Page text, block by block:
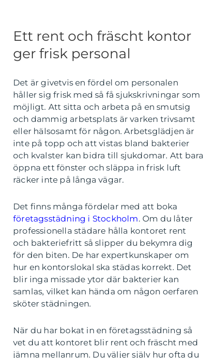
Ett rent och fräscht kontor
ger frisk personal
Det är givetvis en fördel om personalen
håller sig frisk med så få sjukskrivningar som
möjligt. Att sitta och arbeta på en smutsig
och dammig arbetsplats är varken trivsamt
eller hälsosamt för någon. Arbetsglädjen är
inte på topp och att vistas bland bakterier
och kvalster kan bidra till sjukdomar. Att bara
öppna ett fönster och släppa in frisk luft
räcker inte på långa vägar.
Det finns många fördelar med att boka
företagsstädning i Stockholm. Om du låter
professionella städare hålla kontoret rent
och bakteriefritt så slipper du bekymra dig
för den biten. De har expertkunskaper om
hur en kontorslokal ska städas korrekt. Det
blir inga missade ytor där bakterier kan
samlas, vilket kan hända om någon oerfaren
sköter städningen.
När du har bokat in en företagsstädning så
vet du att kontoret blir rent och fräscht med
jämna mellanrum. Du väljer själv hur ofta du